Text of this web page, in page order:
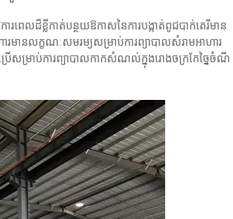
េលដ៏ខ្លីកាត់បន្ថយឱកាសនៃការបង្កាត់ពូជបាក់តេរីមាន
មានលក្ខណៈសមរម្យសម្រាប់ការព្យាបាលសំរាមអាហារ
រើសម្រាប់ការព្យាបាលកាកសំណល់ក្នុងរោងចក្រកែច្នៃចំណី